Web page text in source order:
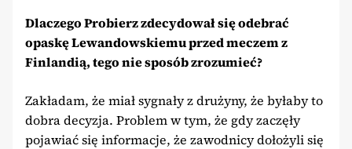
Dlaczego Probierz zdecydował się odebrać
opaskę Lewandowskiemu przed meczem z
Finlandią, tego nie sposób zrozumieć?
Zakładam, że miał sygnały z drużyny, że byłaby to
dobra decyzja. Problem w tym, że gdy zaczęły
pojawiać się informacje, że zawodnicy dołożyli się